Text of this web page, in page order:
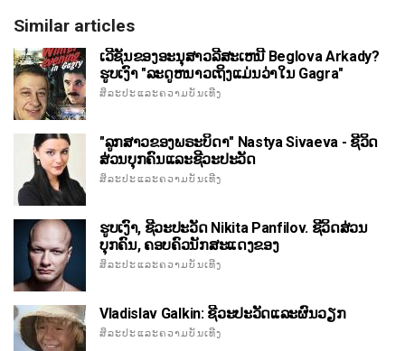
Similar articles
ເວີຊັນຂອງອະນຸສາວລີສະເຫນີ Beglova Arkady?
ຮູບເງົາ "ລະດູຫນາວເຖິງແມ່ນວ່າໃນ Gagra"
ສິລະປະແລະຄວາມບັນເທີງ
"ລູກສາວຂອງພຣະບິດາ" Nastya Sivaeva - ຊີວິດ
ສ່ວນບຸກຄົນແລະຊີວະປະວັດ
ສິລະປະແລະຄວາມບັນເທີງ
ຮູບເງົາ, ຊີວະປະວັດ Nikita Panfilov. ຊີວິດສ່ວນ
ບຸກຄົນ, ຄອບຄົວນັກສະແດງຂອງ
ສິລະປະແລະຄວາມບັນເທີງ
Vladislav Galkin: ຊີວະປະວັດແລະຜົນວຽກ
ສິລະປະແລະຄວາມບັນເທີງ